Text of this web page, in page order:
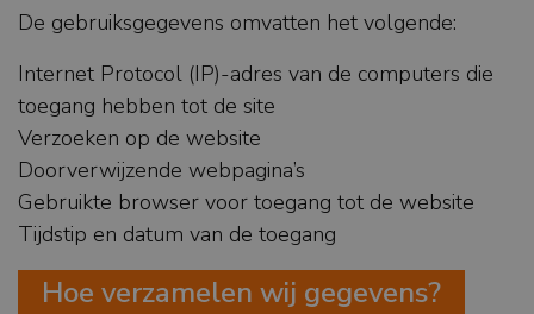
De gebruiksgegevens omvatten het volgende:
Internet Protocol (IP)-adres van de computers die
toegang hebben tot de site
Verzoeken op de website
Doorverwijzende webpagina’s
Gebruikte browser voor toegang tot de website
Tijdstip en datum van de toegang
Hoe verzamelen wij gegevens?